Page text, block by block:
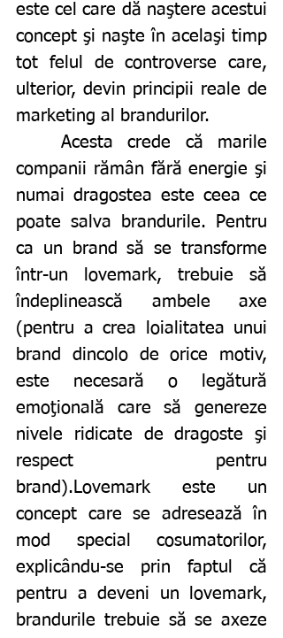
este cel care dă naştere acestui
concept şi naşte în acelaşi timp
tot felul de controverse care,
ulterior, devin principii reale de
marketing al brandurilor.
companii rămân fără energie şi
numai dragostea este ceea ce
poate salva brandurile. Pentru
ca un brand să se transforme
într-un lovemark, trebuie să
îndeplinească ambele axe
(pentru a crea loialitatea unui
brand dincolo de orice motiv,
este necesară o legătură
emoţională care să genereze
nivele ridicate de dragoste şi
respect pentru
brand).Lovemark este un
concept care se adresează în
mod special cosumatorilor,
explicându-se prin faptul că
pentru a deveni un lovemark,
brandurile trebuie să se axeze